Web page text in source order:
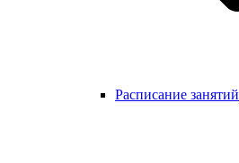
Расписание занятий